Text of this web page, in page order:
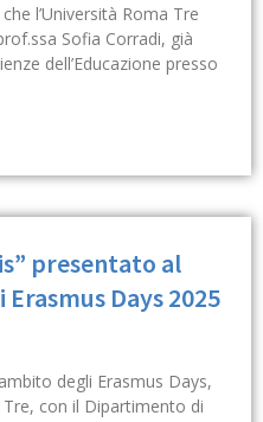
l’Università Roma Tre
Sofia Corradi, già
dell’Educazione presso
presentato al
Days 2025
degli Erasmus Days,
con il Dipartimento di